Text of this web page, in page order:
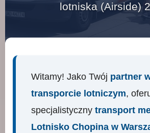
lotniska (Airside)
Witamy! Jako Twój partner
transporcie lotniczym,
specjalistyczny transport
Lotnisko Chopina w